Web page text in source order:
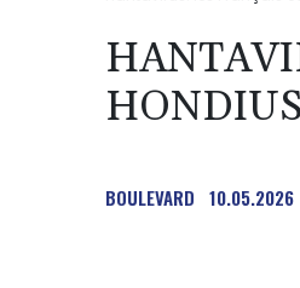
BOULEVARD 10.05.2026